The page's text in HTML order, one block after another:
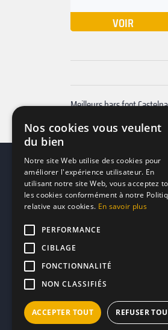
VOIR
Meilleurs bars foot
Privatiser soirée karaoké
Mentions légales CGU
Nos cookies vous veulent
du bien
Notre site Web utilise des cookies pour
améliorer l'expérience utilisateur. En
utilisant notre site Web, vous acceptez
les cookies conformément à notre
relative aux cookies. En savoir plus
PERFORMANCE
CIBLAGE
FONCTIONNALITÉ
NON CLASSIFIÉS
ACCEPTER TOUT REFUSER